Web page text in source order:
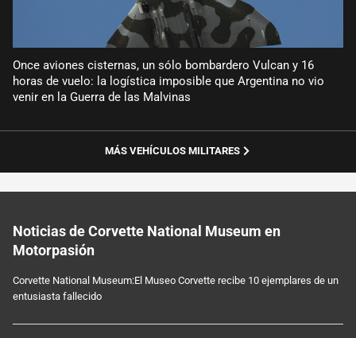
Once aviones cisternas, un sólo bombardero Vulcan y 16
horas de vuelo: la logística imposible que Argentina no vio
venir en la Guerra de las Malvinas
MÁS VEHÍCULOS MILITARES
Noticias de Corvette National Museum en
Motorpasión
Corvette National Museum:El Museo Corvette recibe 10 ejemplares de un
entusiasta fallecido